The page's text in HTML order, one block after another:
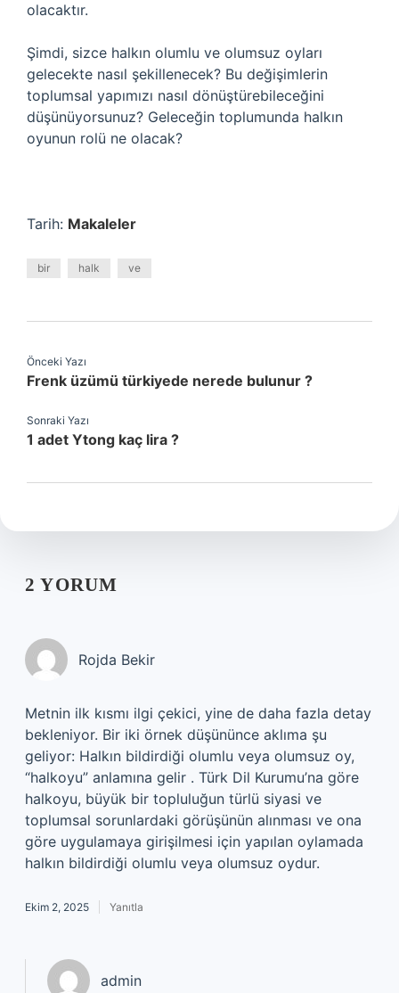
olacaktır.
Şimdi, sizce halkın olumlu ve olumsuz oyları
gelecekte nasıl şekillenecek? Bu değişimlerin
toplumsal yapımızı nasıl dönüştürebileceğini
düşünüyorsunuz? Geleceğin toplumunda halkın
oyunun rolü ne olacak?
Tarih: Makaleler
bir halk ve
Önceki Yazı
Frenk üzümü türkiyede nerede bulunur ?
Sonraki Yazı
1 adet Ytong kaç lira ?
2 YORUM
Rojda Bekir
Metnin ilk kısmı ilgi çekici, yine de daha fazla detay
bekleniyor. Bir iki örnek düşününce aklıma şu
geliyor: Halkın bildirdiği olumlu veya olumsuz oy,
“halkoyu” anlamına gelir . Türk Dil Kurumu’na göre
halkoyu, büyük bir topluluğun türlü siyasi ve
toplumsal sorunlardaki görüşünün alınması ve ona
göre uygulamaya girişilmesi için yapılan oylamada
halkın bildirdiği olumlu veya olumsuz oydur.
Ekim 2, 2025 Yanıtla
admin